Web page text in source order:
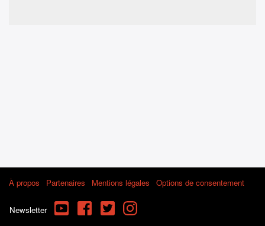
À propos Partenaires Mentions légales Options de consentement
Newsletter YouTube FacebookTwitterInstagram